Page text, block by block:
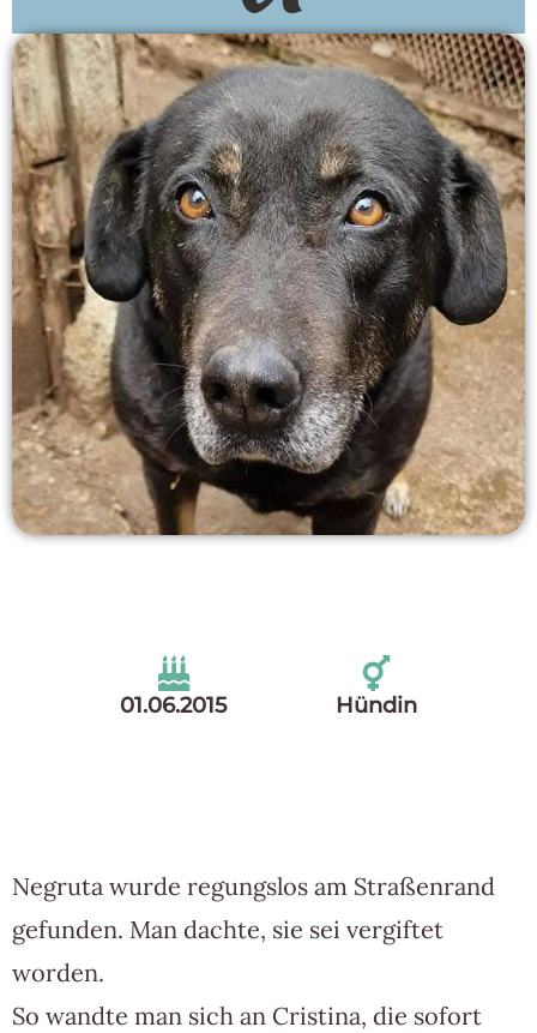
01.06.2015 Hündin
Negruta wurde regungslos am Straßenrand
gefunden. Man dachte, sie sei vergiftet
worden.
So wandte man sich an Cristina, die sofort